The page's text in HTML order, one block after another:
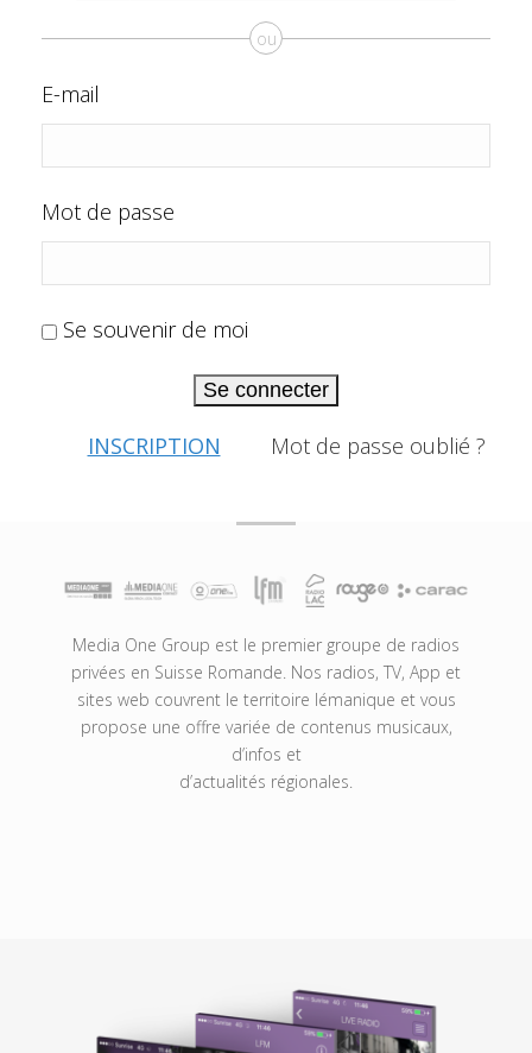
ou
E-mail
Mot de passe
Se souvenir de moi
Se connecter
INSCRIPTION Mot de passe oublié ?
Media One Group est le premier groupe de radios
privées en Suisse Romande. Nos radios, TV, App et
sites web couvrent le territoire lémanique et vous
propose une offre variée de contenus musicaux,
d’infos et
d’actualités régionales.